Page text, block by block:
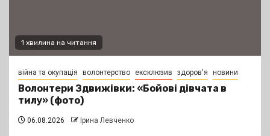
1 хвилина на читання
війна та окупація волонтерство ексклюзив здоров'я новини
Волонтери Здвижівки: «Бойові дівчата в
тилу» (фото)
06.08.2026 Ірина Левченко